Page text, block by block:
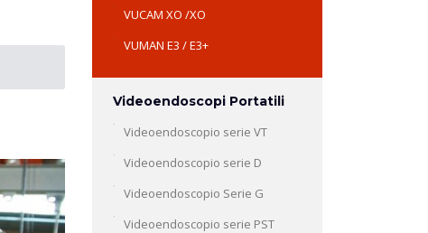
VUCAM XO /XO
VUMAN E3 / E3+
Videoendoscopi Portatili
Videoendoscopio serie VT
Videoendoscopio serie D
Videoendoscopio Serie G
Videoendoscopio serie PST